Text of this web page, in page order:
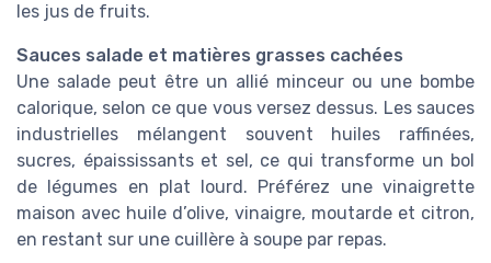
les jus de fruits.
Sauces salade et matières grasses cachées
Une salade peut être un allié minceur ou une bombe
calorique, selon ce que vous versez dessus. Les sauces
industrielles mélangent souvent huiles raffinées,
sucres, épaississants et sel, ce qui transforme un bol
de légumes en plat lourd. Préférez une vinaigrette
maison avec huile d’olive, vinaigre, moutarde et citron,
en restant sur une cuillère à soupe par repas.